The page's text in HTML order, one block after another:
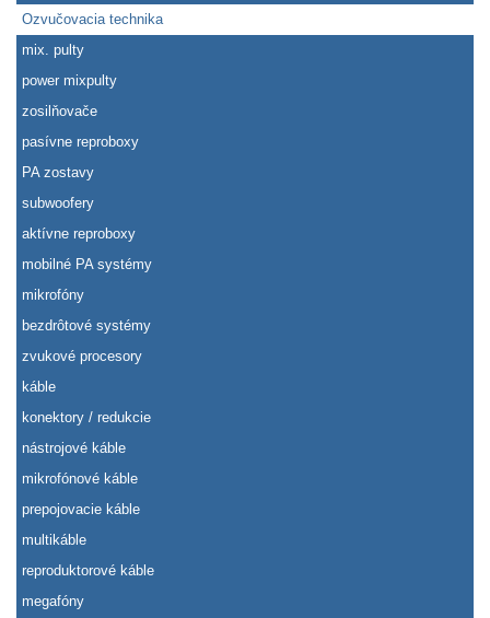
Ozvučovacia technika
mix. pulty
power mixpulty
zosilňovače
pasívne reproboxy
PA zostavy
subwoofery
aktívne reproboxy
mobilné PA systémy
mikrofóny
bezdrôtové systémy
zvukové procesory
káble
konektory / redukcie
nástrojové káble
mikrofónové káble
prepojovacie káble
multikáble
reproduktorové káble
megafóny